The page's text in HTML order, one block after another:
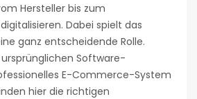
Hersteller bis zum
Dabei spielt das
ganz entscheidende Rolle.
Software-
E-Commerce-System
hier die richtigen